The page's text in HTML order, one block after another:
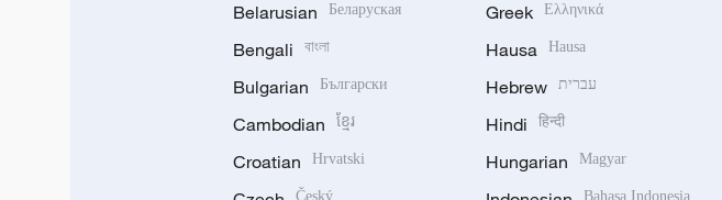
Belarusian Беларуская
Bengali বাংলা
Bulgarian Български
Cambodian ខ្មែរ
Croatian Hrvatski
Český
Greek Ελληνικά
Hausa Hausa
Hebrew עברית
Hindi हिन्दी
Hungarian Magyar
Bahasa Indonesia